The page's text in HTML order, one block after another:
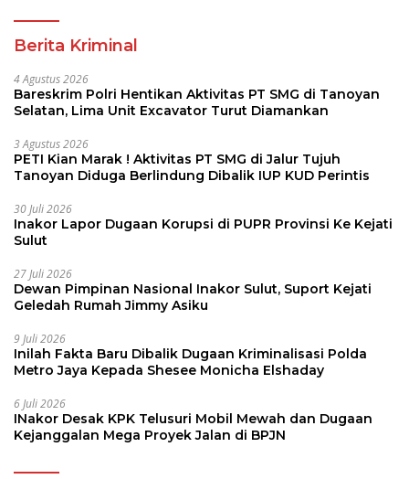
Berita Kriminal
4 Agustus 2026
Bareskrim Polri Hentikan Aktivitas PT SMG di Tanoyan
Selatan, Lima Unit Excavator Turut Diamankan
3 Agustus 2026
PETI Kian Marak ! Aktivitas PT SMG di Jalur Tujuh
Tanoyan Diduga Berlindung Dibalik IUP KUD Perintis
30 Juli 2026
Inakor Lapor Dugaan Korupsi di PUPR Provinsi Ke Kejati
Sulut
27 Juli 2026
Dewan Pimpinan Nasional Inakor Sulut, Suport Kejati
Geledah Rumah Jimmy Asiku
9 Juli 2026
Inilah Fakta Baru Dibalik Dugaan Kriminalisasi Polda
Metro Jaya Kepada Shesee Monicha Elshaday
6 Juli 2026
INakor Desak KPK Telusuri Mobil Mewah dan Dugaan
Kejanggalan Mega Proyek Jalan di BPJN